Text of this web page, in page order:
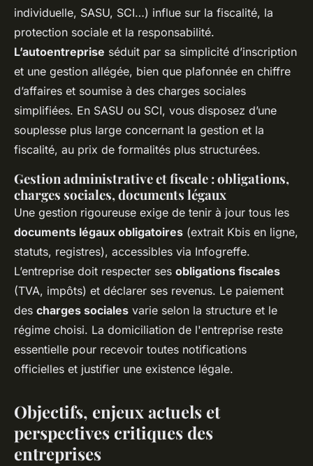
individuelle, SASU, SCI…) influe sur la fiscalité, la
protection sociale et la responsabilité.
L’autoentreprise séduit par sa simplicité d’inscription
et une gestion allégée, bien que plafonnée en chiffre
d’affaires et soumise à des charges sociales
simplifiées. En SASU ou SCI, vous disposez d’une
souplesse plus large concernant la gestion et la
fiscalité, au prix de formalités plus structurées.
Gestion administrative et fiscale : obligations,
charges sociales, documents légaux
Une gestion rigoureuse exige de tenir à jour tous les
documents légaux obligatoires (extrait Kbis en ligne,
statuts, registres), accessibles via Infogreffe.
L’entreprise doit respecter ses obligations fiscales
(TVA, impôts) et déclarer ses revenus. Le paiement
des charges sociales varie selon la structure et le
régime choisi. La domiciliation de l'entreprise reste
essentielle pour recevoir toutes notifications
officielles et justifier une existence légale.
Objectifs, enjeux actuels et
perspectives critiques des
entreprises